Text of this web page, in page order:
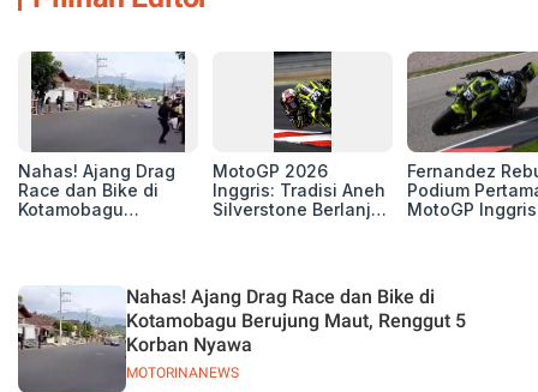
Nahas! Ajang Drag
Race dan Bike di
Kotamobagu
MotoGP 2026
Inggris: Tradisi Aneh
Silverstone Berlanjut,
Fernandez
Podium
MotoGP Inggris
MOTORINANEWS
Nahas! Ajang Drag Race dan Bike di
Kotamobagu Berujung Maut, Renggut 5
Korban Nyawa